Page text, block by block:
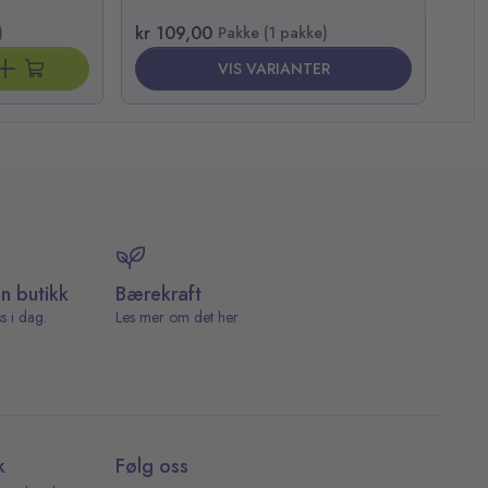
kr 109,00 Pakke (1 pakke)
VIS VARIANTER
butikk
i dag.
Bærekraft
Les mer om det her
Følg oss